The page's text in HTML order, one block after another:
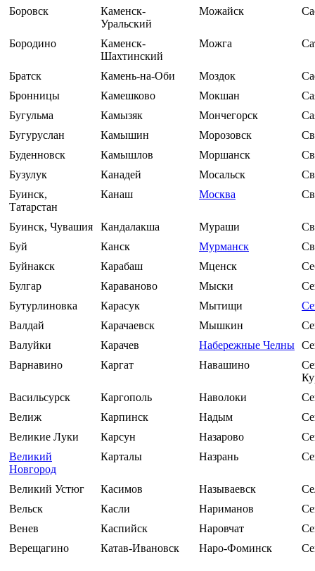
Боровск
Каменск-
Уральский
Можайск
Бородино
Каменск-
Шахтинский
Можга
Братск Камень-на-Оби Моздок
Бронницы
Камешково Мокшан
Бугульма
Камызяк Мончегорск
Бугуруслан
Камышин Морозовск
Буденновск
Камышлов Моршанск
Бузулук
Канадей Мосальск
Буинск,
Татарстан
Канаш Москва
Буинск, Чувашия Кандалакша Мураши
Буй
Канск Мурманск
Буйнакск
Карабаш Мценск
Булгар
Караваново Мыски
Бутурлиновка
Карасук Мытищи
Валдай
Карачаевск Мышкин
Валуйки
Карачев Набережные Челны
Варнавино
Каргат Навашино
Васильсурск
Каргополь Наволоки
Велиж
Карпинск Надым
Великие Луки
Карсун Назарово
Великий
Новгород
Карталы Назрань
Великий Устюг Касимов Называевск
Вельск
Касли Нариманов
Венев
Каспийск Наровчат
Верещагино
Катав-Ивановск Наро-Фоминск